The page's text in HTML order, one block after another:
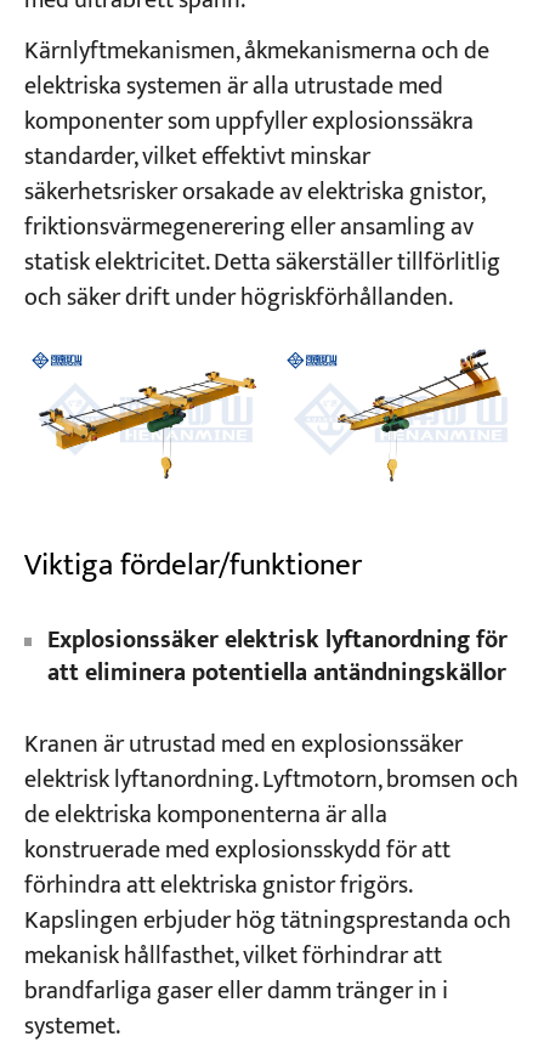
Kärnlyftmekanismen, åkmekanismerna och de
elektriska systemen är alla utrustade med
komponenter som uppfyller explosionssäkra
standarder, vilket effektivt minskar
säkerhetsrisker orsakade av elektriska gnistor,
friktionsvärmegenerering eller ansamling av
statisk elektricitet. Detta säkerställer tillförlitlig
och säker drift under högriskförhållanden.
Viktiga fördelar/funktioner
Explosionssäker elektrisk lyftanordning för
att eliminera potentiella antändningskällor
Kranen är utrustad med en explosionssäker
elektrisk lyftanordning. Lyftmotorn, bromsen och
de elektriska komponenterna är alla
konstruerade med explosionsskydd för att
förhindra att elektriska gnistor frigörs.
Kapslingen erbjuder hög tätningsprestanda och
mekanisk hållfasthet, vilket förhindrar att
brandfarliga gaser eller damm tränger in i
systemet.